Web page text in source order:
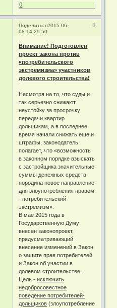
0
Поделиться 8
2015-06-
08 14:29:50
Внимание! Подготовлен
проект закона против
«потребительского
экстремизма» участников
долевого строительства!
Несмотря на то, что суды и
так серьезно снижают
неустойку за просрочку
передачи квартир
дольщикам, а в последнее
время начали снижать еще и
штрафы, законодатель
полагает, что «возможность
в законном порядке взыскать
с застройщика значительные
суммы денежных средств
породила новое направление
для злоупотребления правом
- потребительский
экстремизм».
В мае 2015 года в
Государственную Думу
внесен законопроект,
предусматривающий
внесение изменений в Закон
о защите прав потребителей
и Закон об участии в
долевом строительстве.
Цель -исключить
недобросовестное
поведение потребителей-
дольщиков (злоупотребление